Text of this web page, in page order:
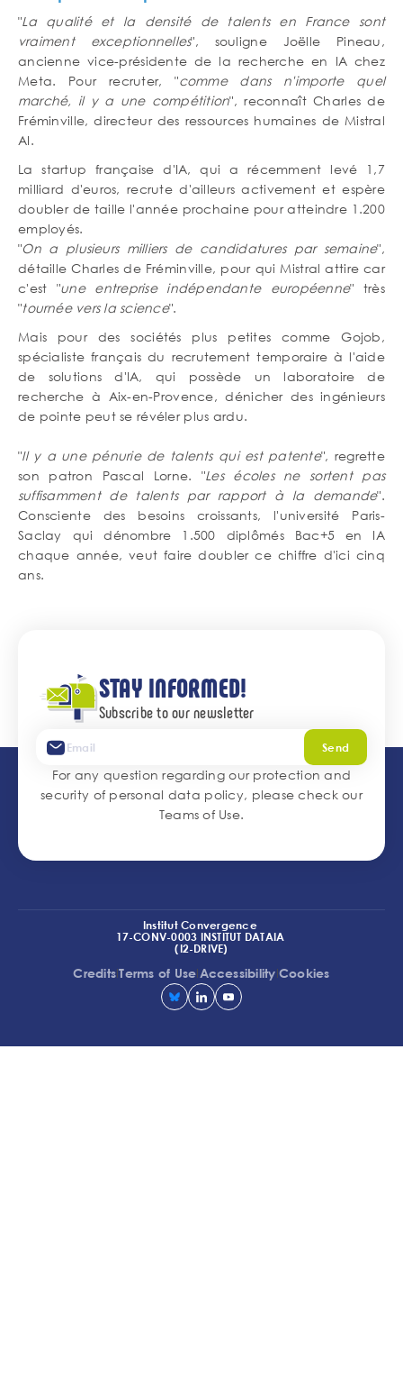
"La qualité et la densité de talents en France sont
vraiment exceptionnelles", souligne Joëlle Pineau,
ancienne vice-présidente de la recherche en IA chez
Meta. Pour recruter, "comme dans n'importe quel
marché, il y a une compétition", reconnaît Charles de
Fréminville, directeur des ressources humaines de Mistral
AI.
La startup française d'IA, qui a récemment levé 1,7
milliard d'euros, recrute d'ailleurs activement et espère
doubler de taille l'année prochaine pour atteindre 1.200
employés.
"On a plusieurs milliers de candidatures par semaine",
détaille Charles de Fréminville, pour qui Mistral attire car
c'est "une entreprise indépendante européenne" très
"tournée vers la science".
Mais pour des sociétés plus petites comme Gojob,
spécialiste français du recrutement temporaire à l'aide
de solutions d'IA, qui possède un laboratoire de
recherche à Aix-en-Provence, dénicher des ingénieurs
de pointe peut se révéler plus ardu.
"Il y a une pénurie de talents qui est patente", regrette
son patron Pascal Lorne. "Les écoles ne sortent pas
suffisamment de talents par rapport à la demande".
Consciente des besoins croissants, l'université Paris-
Saclay qui dénombre 1.500 diplômés Bac+5 en IA
chaque année, veut faire doubler ce chiffre d'ici cinq
ans.
STAY INFORMED!
Subscribe to our newsletter
Send
For any question regarding our protection and
security of personal data policy, please check our
Teams of Use.
Institut Convergence
17-CONV-0003 INSTITUT DATAIA
(I2-DRIVE)
CreditslTerms of UselAccessibilitylCookies